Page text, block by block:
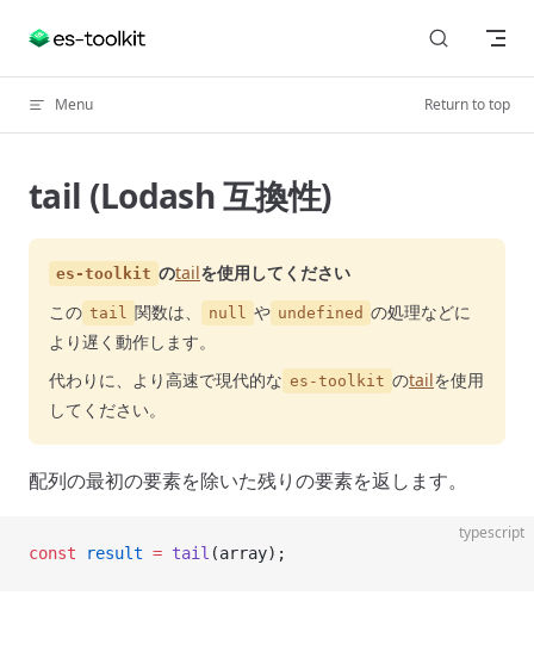
Skip to content
Menu Return to top
tail (Lodash 互換性)
es-toolkit のtailを使用してください
この tail 関数は、 null や undefined の処理などに
より遅く動作します。
代わりに、より高速で現代的な es-toolkit のtailを使用
してください。
配列の最初の要素を除いた残りの要素を返します。
typescript
const result = tail (array);